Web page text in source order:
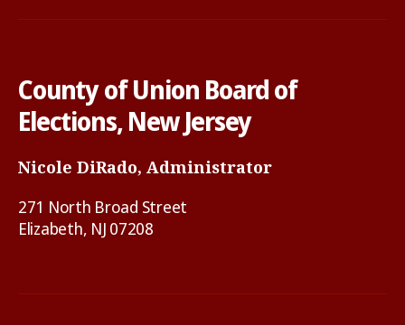
County of Union Board of
Elections, New Jersey
Nicole DiRado, Administrator
271 North Broad Street
Elizabeth, NJ 07208